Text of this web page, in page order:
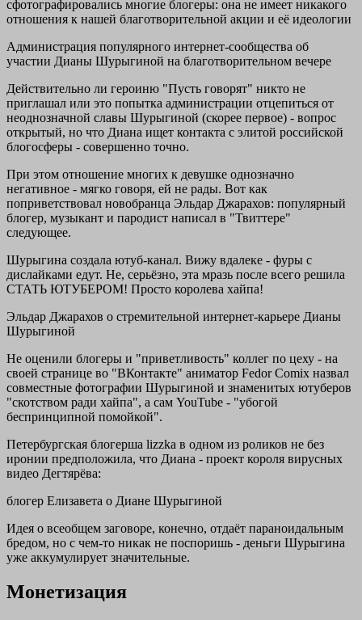
сфотографировались многие блогеры: она не имеет никакого
отношения к нашей благотворительной акции и её идеологии
Администрация популярного интернет-сообщества об
участии Дианы Шурыгиной на благотворительном вечере
Действительно ли героиню "Пусть говорят" никто не
приглашал или это попытка администрации отцепиться от
неоднозначной славы Шурыгиной (скорее первое) - вопрос
открытый, но что Диана ищет контакта с элитой российской
блогосферы - совершенно точно.
При этом отношение многих к девушке однозначно
негативное - мягко говоря, ей не рады. Вот как
поприветствовал новобранца Эльдар Джарахов: популярный
блогер, музыкант и пародист написал в "Твиттере"
следующее.
Шурыгина создала ютуб-канал. Вижу вдалеке - фуры с
дислайками едут. Не, серьёзно, эта мразь после всего решила
СТАТЬ ЮТУБЕРОМ! Просто королева хайпа!
Эльдар Джарахов о стремительной интернет-карьере Дианы
Шурыгиной
Не оценили блогеры и "приветливость" коллег по цеху - на
своей странице во "ВКонтакте" аниматор Fedor Comix назвал
совместные фотографии Шурыгиной и знаменитых ютуберов
"скотством ради хайпа", а сам YouTube - "убогой
беспринципной помойкой".
Петербургская блогерша lizzka в одном из роликов не без
иронии предположила, что Диана - проект короля вирусных
видео Дегтярёва:
блогер Елизавета о Диане Шурыгиной
Идея о всеобщем заговоре, конечно, отдаёт параноидальным
бредом, но с чем-то никак не поспоришь - деньги Шурыгина
уже аккумулирует значительные.
Монетизация